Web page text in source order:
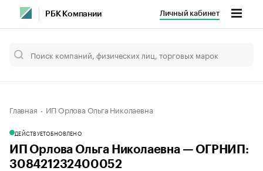
РБК Компании Личный кабинет
Главная ИП Орлова Ольга Николаевна
ДЕЙСТВУЕТОБНОВЛЕНО
ИП Орлова Ольга Николаевна — ОГРНИП:
308421232400052